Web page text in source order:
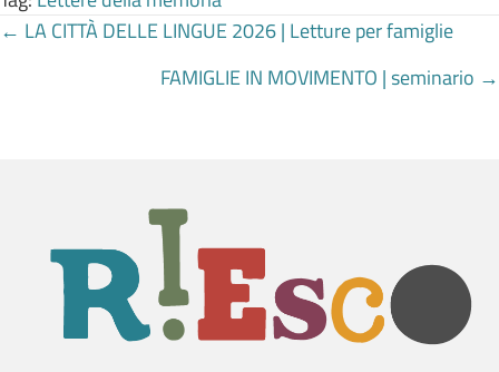
Posts
navigation
← LA CITTÀ DELLE LINGUE 2026 | Letture per famiglie
FAMIGLIE IN MOVIMENTO | seminario →